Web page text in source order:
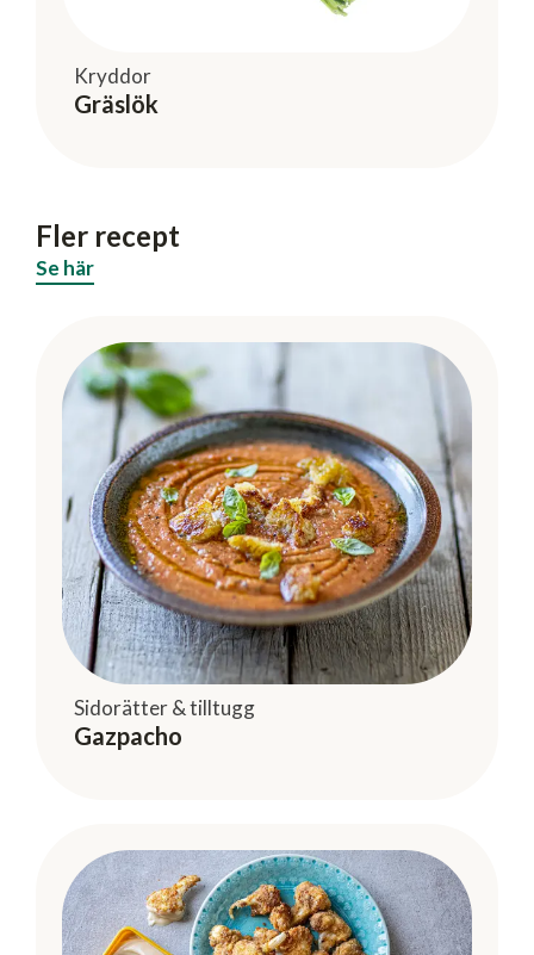
Kryddor
Gräslök
Fler recept
Se här
Sidorätter & tilltugg
Gazpacho